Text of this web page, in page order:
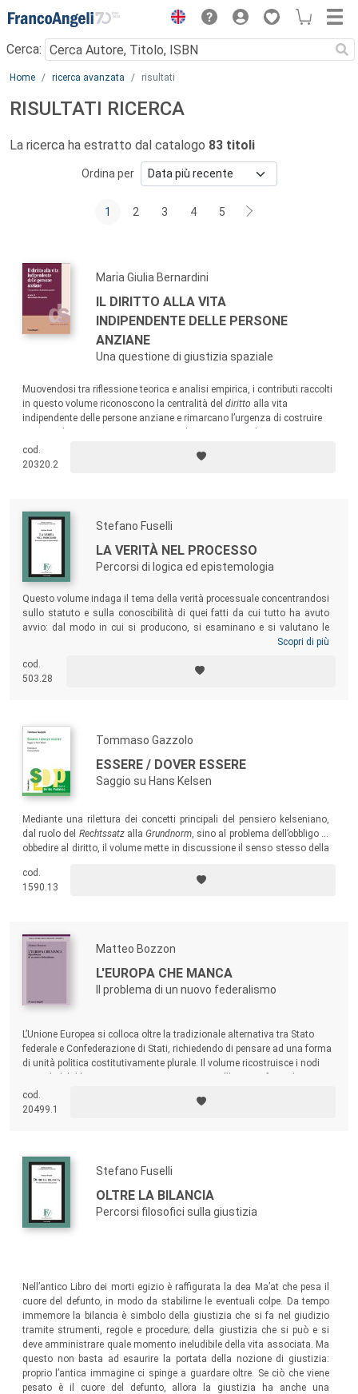
Menu
Cerca:
Main content
Home ricerca avanzata risultati
RISULTATI RICERCA
La ricerca ha estratto dal catalogo 83 titoli
Ordina per
1 2 3 4 5
Maria Giulia Bernardini
IL DIRITTO ALLA VITA
INDIPENDENTE DELLE PERSONE
ANZIANE
Una questione di giustizia spaziale
Muovendosi tra riflessione teorica e analisi empirica, i contributi raccolti
in questo volume riconoscono la centralità del diritto alla vita
indipendente delle persone anziane e rimarcano l’urgenza di costruire
contesti in cui tutte e tutti possano
cod.
20320.2
Stefano Fuselli
LA VERITÀ NEL PROCESSO
Percorsi di logica ed epistemologia
Questo volume indaga il tema della verità processuale concentrandosi
sullo statuto e sulla conoscibilità di quei fatti da cui tutto ha avuto
avvio: dal modo in cui si producono, si esaminano e si valutano le
prove fino al modo in cui si perviene al giudizio o si fornisce la
metodologia, cioè una ricerca su ciò che rende possibile il servirsi di
determinati strumenti, e di pensare a una verità – quella inerente ai
Scopri di più
cod.
503.28
Tommaso Gazzolo
ESSERE / DOVER ESSERE
Saggio su Hans Kelsen
Mediante una rilettura dei concetti principali del pensiero kelseniano,
dal ruolo del RechtssatzallaGrundnorm , sino al problema dell’obbligo di
obbedire al diritto, il volume mette in discussione il senso stesso della
cod.
1590.13
Matteo Bozzon
L'EUROPA CHE MANCA
Il problema di un nuovo federalismo
L’Unione Europea si colloca oltre la tradizionale alternativa tra Stato
federale e Confederazione di Stati, richiedendo di pensare ad una forma
di unità politica costitutivamente plurale. Il volume ricostruisce i nodi
emergere l’urgenza di concetti capaci di pensare una democrazia non
più fondata sulla sovranità, ma sull’articolazione di una pluralità
cod.
20499.1
Stefano Fuselli
OLTRE LA BILANCIA
Percorsi filosofici sulla giustizia
Nell’antico Libro dei morti egizio è raffigurata la dea Ma’at che pesa il
cuore del defunto, in modo da stabilirne le eventuali colpe. Da tempo
immemore la bilancia è simbolo della giustizia che si fa nel giudizio
tramite strumenti, regole e procedure; della giustizia che si può e si
deve amministrare quale momento ineludibile della vita associata. Ma
questo non basta ad esaurire la portata della nozione di giustizia:
proprio l’antica immagine ci spinge a guardare oltre. Se ciò che viene
pesato è il cuore del defunto, allora la giustizia ha anche una